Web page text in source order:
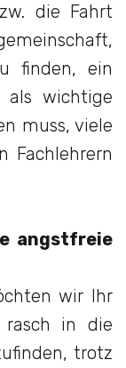
die Fahrt
finden, ein
als wichtige
muss, viele
Fachlehrern
angstfreie
wir Ihr
rasch in die
trotz